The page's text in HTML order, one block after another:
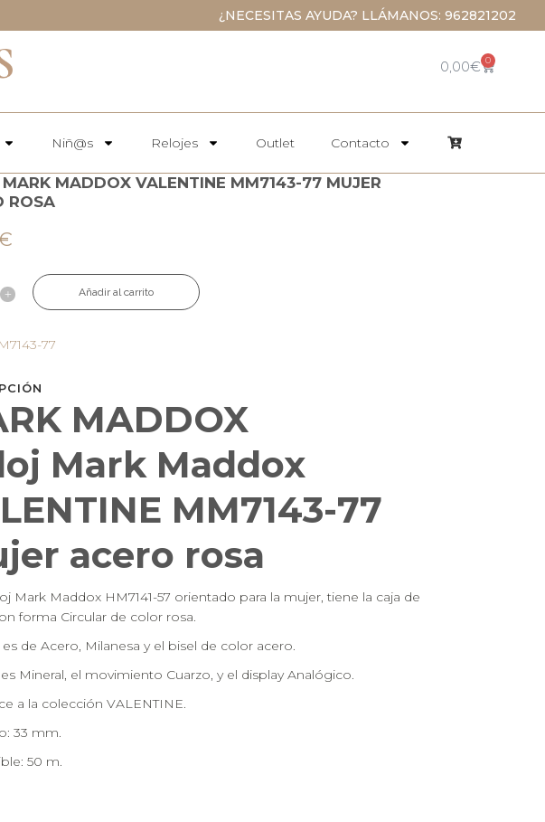
¿NECESITAS AYUDA? LLÁMANOS: 962821202
0,00€ 0
Niñ@s Relojes Outlet Contacto
MARK MADDOX VALENTINE MM7143-77 MUJER
ROSA
Añadir al carrito
77
MADDOX
Mark Maddox
MM7143-77
acero rosa
Mark Maddox HM7141-57 orientado para la mujer, tiene la caja de
forma Circular de color rosa.
es de Acero, Milanesa y el bisel de color acero.
es Mineral, el movimiento Cuarzo, y el display Analógico.
a la colección VALENTINE.
33 mm.
50 m.